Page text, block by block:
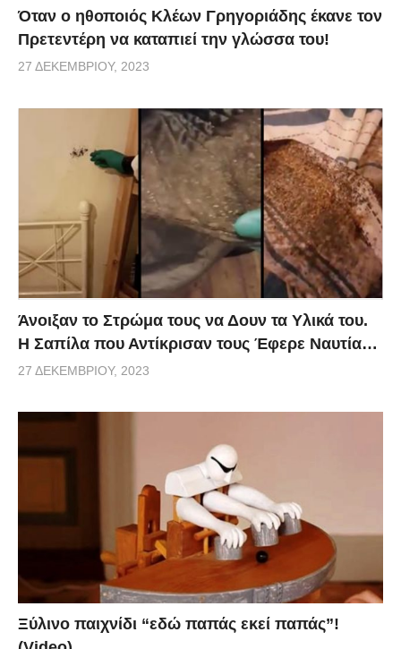
Όταν ο ηθοποιός Κλέων Γρηγοριάδης έκανε τον
Πρετεντέρη να καταπιεί την γλώσσα του!
27 ΔΕΚΕΜΒΡΊΟΥ, 2023
Άνοιξαν το Στρώμα τους να Δουν τα Υλικά του.
Η Σαπίλα που Αντίκρισαν τους Έφερε Ναυτία…
27 ΔΕΚΕΜΒΡΊΟΥ, 2023
Ξύλινο παιχνίδι “εδώ παπάς εκεί παπάς”!